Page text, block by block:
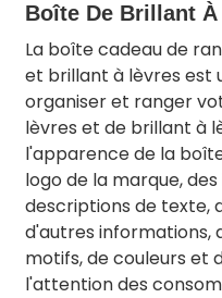
Boîte De Brillant
La boîte cadeau de
et brillant à lèvres est
organiser et ranger
lèvres et de brillant à
l'apparence de la
logo de la marque,
descriptions de texte,
d'autres informations,
motifs, de couleurs et
l'attention des